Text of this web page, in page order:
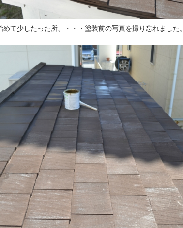
めて少したった所、・・・塗装前の写真を撮り忘れました。